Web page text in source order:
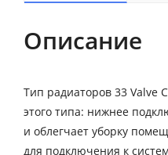
Описание
Тип радиаторов 33 Valve
этого типа: нижнее
и облегчает уборку
для подключения к